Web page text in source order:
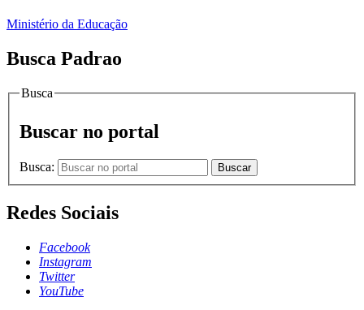
Ministério da Educação
Busca Padrao
Busca
Buscar no portal
Busca: Buscar
Redes Sociais
Facebook
Instagram
Twitter
YouTube